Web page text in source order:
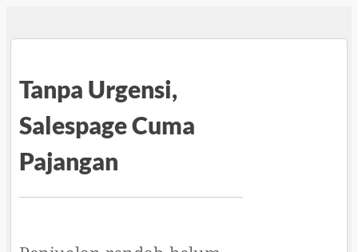
Tanpa Urgensi,
Salespage Cuma
Pajangan